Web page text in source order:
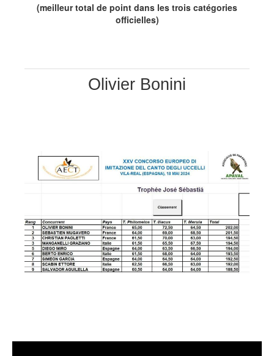
(meilleur total de point dans les trois catégories
officielles)
Olivier Bonini